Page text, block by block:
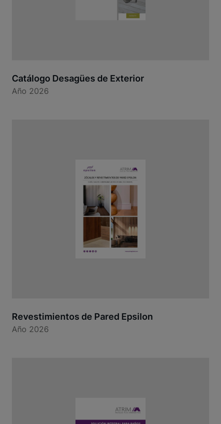
Catálogo Desagües de Exterior
Año 2026
Revestimientos de Pared Epsilon
Año 2026